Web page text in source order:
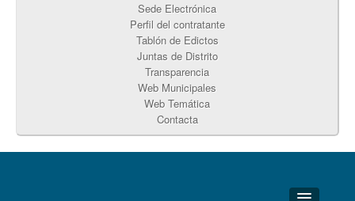
Sede Electrónica
Perfil del contratante
Tablón de Edictos
Juntas de Distrito
Transparencia
Web Municipales
Web Temática
Contacta